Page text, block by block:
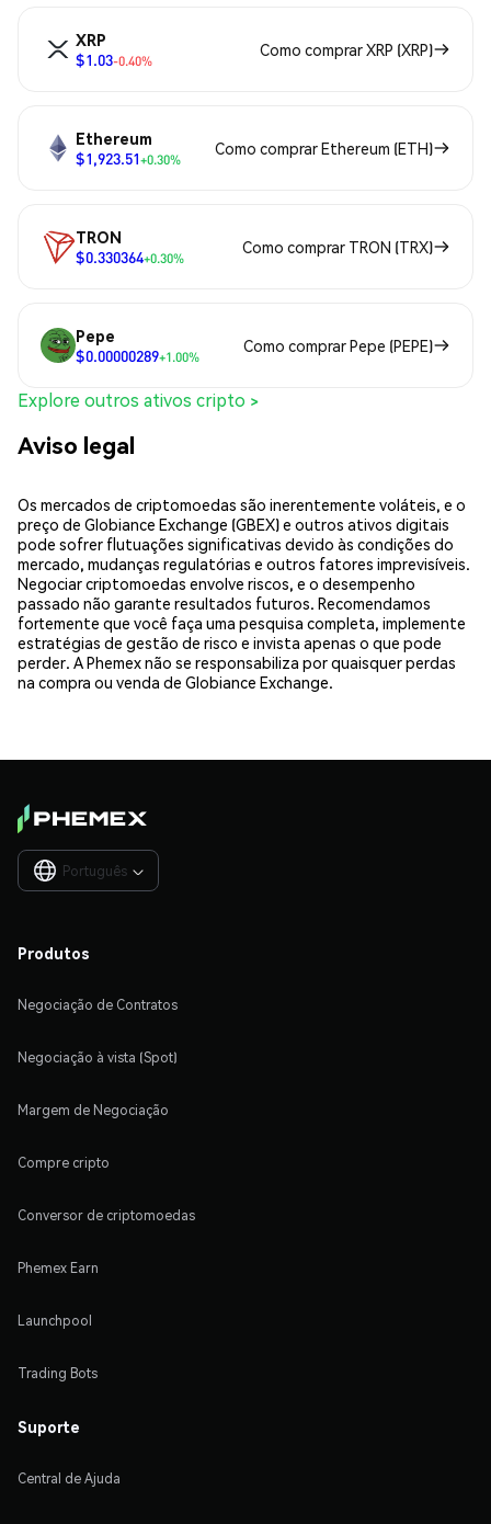
XRP
$1.03-0.40%
Como comprar XRP (XRP)
Ethereum
$1,923.51+0.30%
Como comprar Ethereum (ETH)
TRON
$0.330364+0.30%
Como comprar TRON (TRX)
Pepe
$0.00000289+1.00%
Como comprar Pepe (PEPE)
Explore outros ativos cripto >
Aviso legal
Os mercados de criptomoedas são inerentemente voláteis, e o
preço de Globiance Exchange (GBEX) e outros ativos digitais
pode sofrer flutuações significativas devido às condições do
mercado, mudanças regulatórias e outros fatores imprevisíveis.
Negociar criptomoedas envolve riscos, e o desempenho
passado não garante resultados futuros. Recomendamos
fortemente que você faça uma pesquisa completa, implemente
estratégias de gestão de risco e invista apenas o que pode
perder. A Phemex não se responsabiliza por quaisquer perdas
na compra ou venda de Globiance Exchange.
Português 
Produtos
Negociação de Contratos
Negociação à vista (Spot)
Margem de Negociação
Compre cripto
Conversor de criptomoedas
Phemex Earn
Launchpool
Trading Bots
Suporte
Central de Ajuda